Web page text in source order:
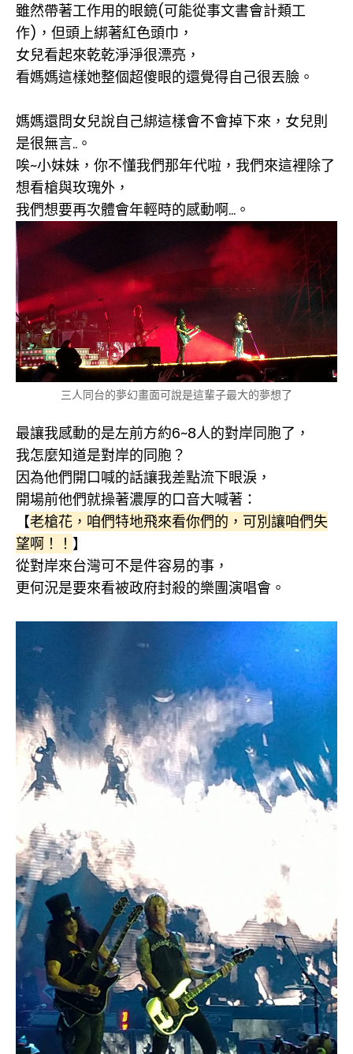
雖然帶著工作用的眼鏡(可能從事文書會計類工
作)，但頭上綁著紅色頭巾，
女兒看起來乾乾淨淨很漂亮，
看媽媽這樣她整個超傻眼的還覺得自己很丟臉。
媽媽還問女兒說自己綁這樣會不會掉下來，女兒則
是很無言..。
唉~小妹妹，你不懂我們那年代啦，我們來這裡除了
想看槍與玫瑰外，
我們想要再次體會年輕時的感動啊...。
三人同台的夢幻畫面可說是這輩子最大的夢想了
最讓我感動的是左前方約6~8人的對岸同胞了，
我怎麼知道是對岸的同胞？
因為他們開口喊的話讓我差點流下眼淚，
開場前他們就操著濃厚的口音大喊著：
【老槍花，咱們特地飛來看你們的，可別讓咱們失
望啊！！ 】
從對岸來台灣可不是件容易的事，
更何況是要來看被政府封殺的樂團演唱會。